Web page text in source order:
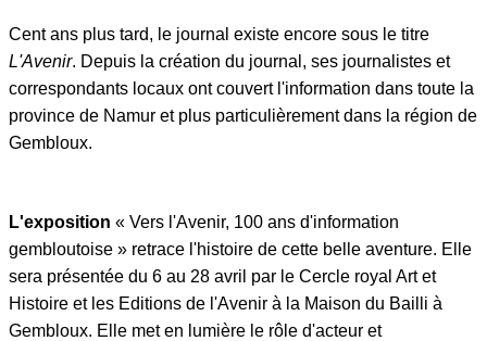
Cent ans plus tard, le journal existe encore sous le titre
L'Avenir. Depuis la création du journal, ses journalistes et
correspondants locaux ont couvert l'information dans toute la
province de Namur et plus particulièrement dans la région de
Gembloux.
L'exposition « Vers l'Avenir, 100 ans d'information
gembloutoise » retrace l'histoire de cette belle aventure. Elle
sera présentée du 6 au 28 avril par le Cercle royal Art et
Histoire et les Editions de l'Avenir à la Maison du Bailli à
Gembloux. Elle met en lumière le rôle d'acteur et